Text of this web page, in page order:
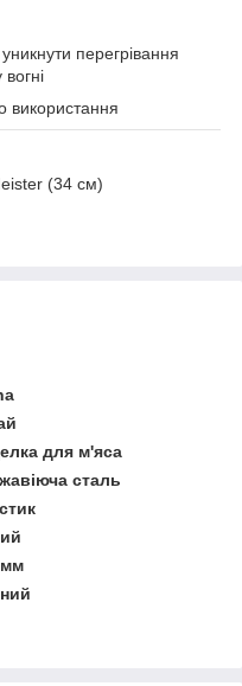
перегрівання
використання
(34 см)
для м'яса
сталь